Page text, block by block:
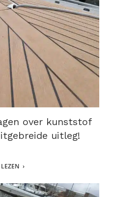
over kunststof
uitleg!